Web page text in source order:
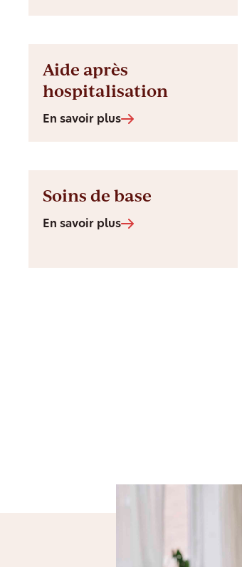
Aide après
hospitalisation
En savoir plus
Soins de base
En savoir plus